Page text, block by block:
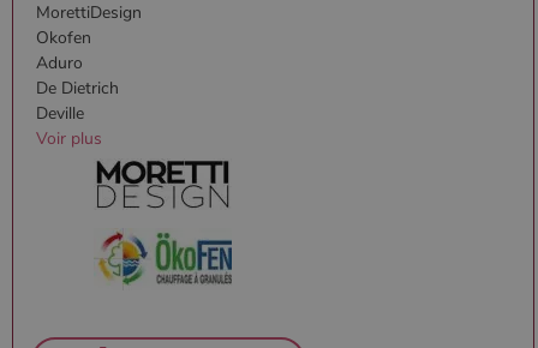
MorettiDesign
Okofen
Aduro
De Dietrich
Deville
Voir plus